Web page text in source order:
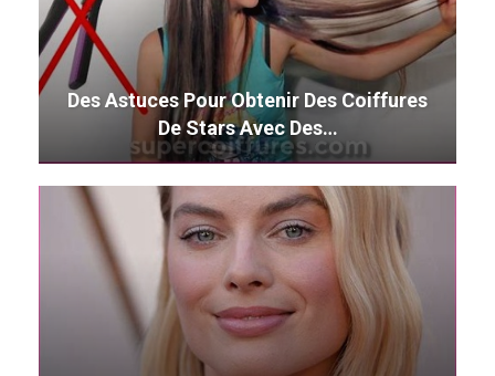
Des Astuces Pour Obtenir Des Coiffures
De Stars Avec Des…